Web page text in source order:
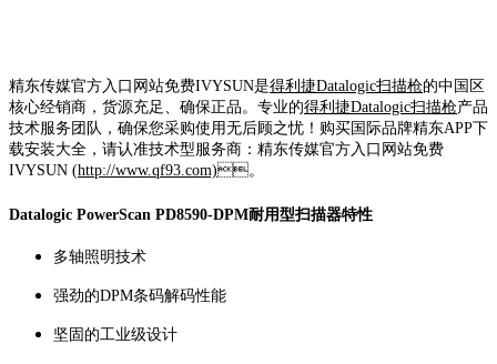
精东传媒官方入口网站免费IVYSUN是得利捷Datalogic扫描枪的中国区
核心经销商，货源充足、确保正品。专业的得利捷Datalogic扫描枪产品
技术服务团队，确保您采购使用无后顾之忧！购买国际品牌精东APP下
载安装大全，请认准技术型服务商：精东传媒官方入口网站免费
IVYSUN (http://www.qf93.com)。
Datalogic PowerScan PD8590-DPM耐用型扫描器特性
多轴照明技术
强劲的DPM条码解码性能
坚固的工业级设计